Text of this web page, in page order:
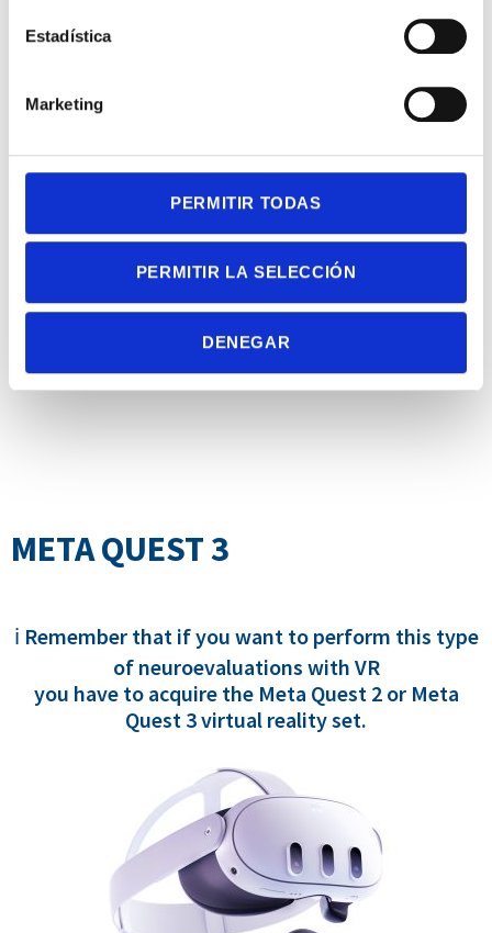
Estadística
Marketing
PERMITIR TODAS
PERMITIR LA SELECCIÓN
DENEGAR
META QUEST 3
ℹ️ Remember that if you want to perform this type
of neuroevaluations with VR
you have to acquire the Meta Quest 2 or Meta
Quest 3 virtual reality set.